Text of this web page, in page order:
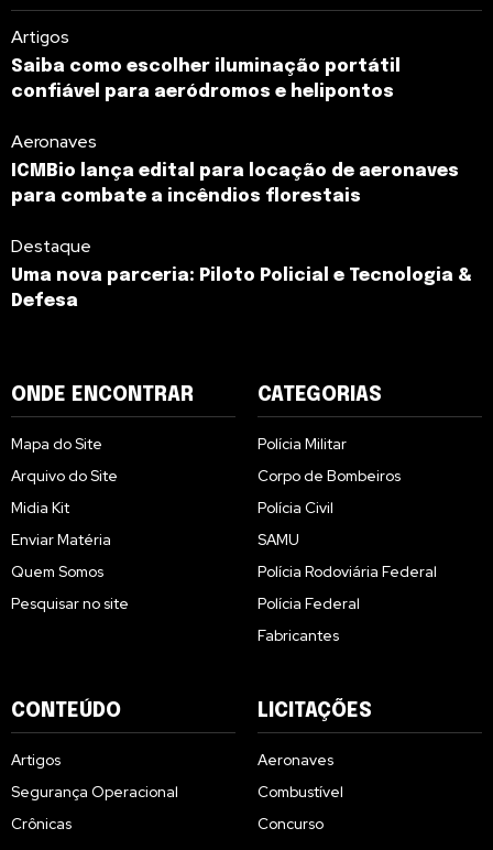
Artigos
Saiba como escolher iluminação portátil
confiável para aeródromos e helipontos
Aeronaves
ICMBio lança edital para locação de aeronaves
para combate a incêndios florestais
Destaque
Uma nova parceria: Piloto Policial e Tecnologia &
Defesa
ONDE ENCONTRAR
Mapa do Site
Arquivo do Site
Midia Kit
Enviar Matéria
Quem Somos
Pesquisar no site
CATEGORIAS
Polícia Militar
Corpo de Bombeiros
Polícia Civil
SAMU
Polícia Rodoviária Federal
Polícia Federal
Fabricantes
CONTEÚDO
Artigos
Segurança Operacional
Crônicas
LICITAÇÕES
Aeronaves
Combustível
Concurso